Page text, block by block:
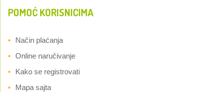
POMOĆ KORISNICIMA
Način plaćanja
Online naručivanje
Kako se registrovati
Mapa sajta